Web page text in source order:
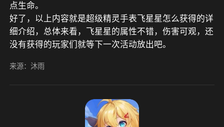
点生命。
好了，以上内容就是超级精灵手表飞星星怎么获得的详
细介绍，总体来看，飞星星的属性不错，伤害可观，还
没有获得的玩家们就等下一次活动放出吧。
来源：沐雨